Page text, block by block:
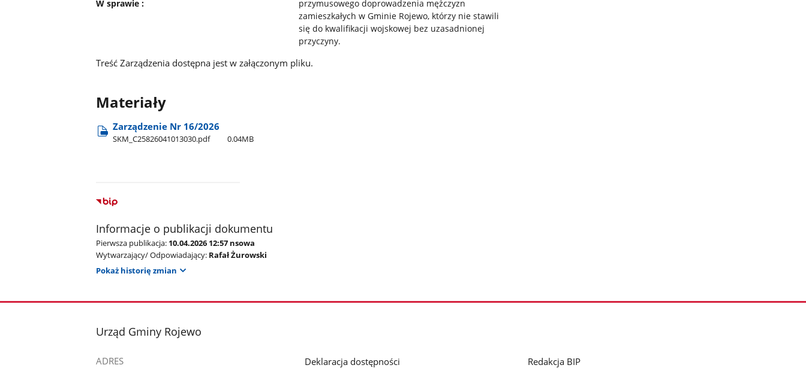
W sprawie :
przymusowego doprowadzenia mężczyzn
zamieszkałych w Gminie Rojewo, którzy nie stawili
się do kwalifikacji wojskowej bez uzasadnionej
przyczyny.
Treść Zarządzenia dostępna jest w załączonym pliku.
Materiały
Zarządzenie Nr 16/2026
SKM​_C25826041013030.pdf 0.04MB
Informacje o publikacji dokumentu
Pierwsza publikacja: 10.04.2026 12:57 nsowa
Wytwarzający/ Odpowiadający: Rafał Żurowski
Pokaż historię zmian
stopka
Urząd Gminy Rojewo
ADRES
Deklaracja dostępności
Redakcja BIP